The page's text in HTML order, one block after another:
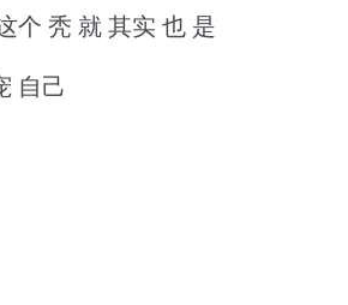
个 秃 就 其实 也 是
自己